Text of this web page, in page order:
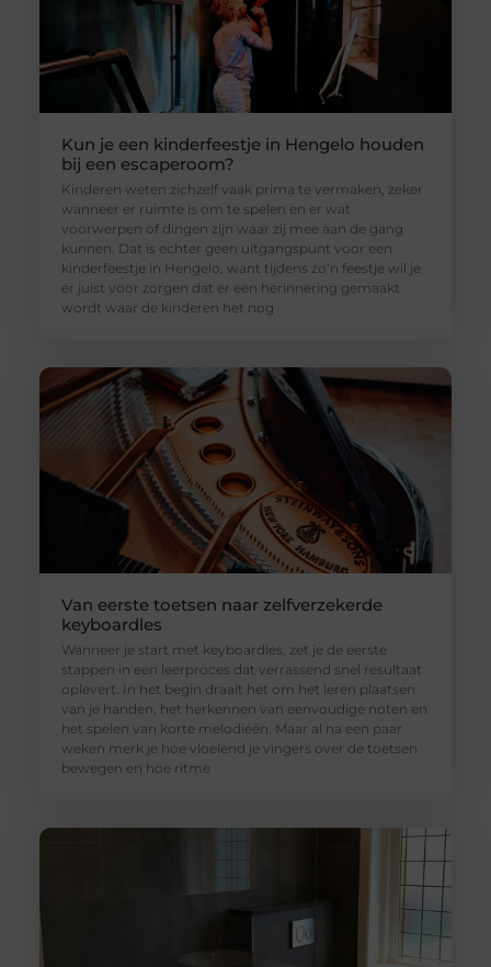
Kun je een kinderfeestje in Hengelo houden
bij een escaperoom?
Kinderen weten zichzelf vaak prima te vermaken, zeker
wanneer er ruimte is om te spelen en er wat
voorwerpen of dingen zijn waar zij mee aan de gang
kunnen. Dat is echter geen uitgangspunt voor een
kinderfeestje in Hengelo, want tijdens zo’n feestje wil je
er juist voor zorgen dat er een herinnering gemaakt
wordt waar de kinderen het nog
Van eerste toetsen naar zelfverzekerde
keyboardles
Wanneer je start met keyboardles, zet je de eerste
stappen in een leerproces dat verrassend snel resultaat
oplevert. In het begin draait het om het leren plaatsen
van je handen, het herkennen van eenvoudige noten en
het spelen van korte melodieën. Maar al na een paar
weken merk je hoe vloeiend je vingers over de toetsen
bewegen en hoe ritme